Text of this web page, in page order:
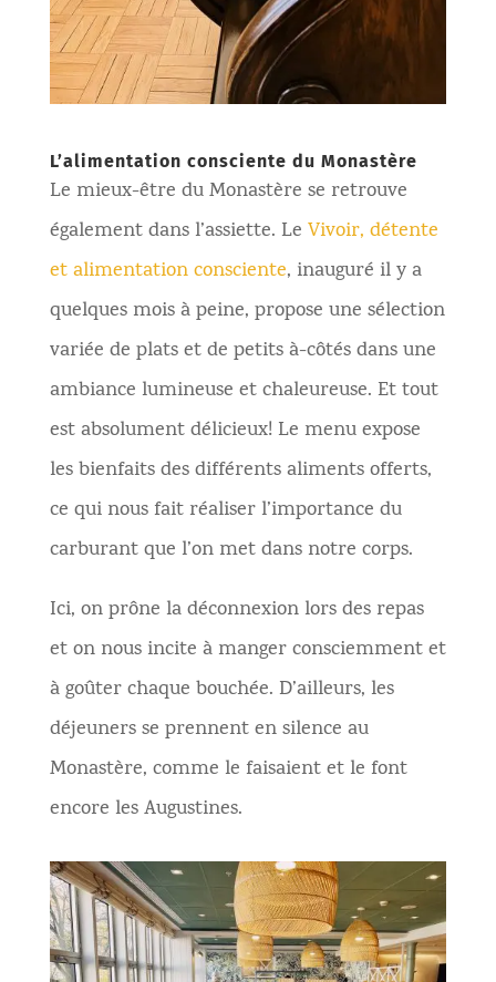
L’alimentation consciente du Monastère
Le mieux-être du Monastère se retrouve
également dans l’assiette. Le Vivoir, détente
et alimentation consciente, inauguré il y a
quelques mois à peine, propose une sélection
variée de plats et de petits à-côtés dans une
ambiance lumineuse et chaleureuse. Et tout
est absolument délicieux! Le menu expose
les bienfaits des différents aliments offerts,
ce qui nous fait réaliser l’importance du
carburant que l’on met dans notre corps.
Ici, on prône la déconnexion lors des repas
et on nous incite à manger consciemment et
à goûter chaque bouchée. D’ailleurs, les
déjeuners se prennent en silence au
Monastère, comme le faisaient et le font
encore les Augustines.